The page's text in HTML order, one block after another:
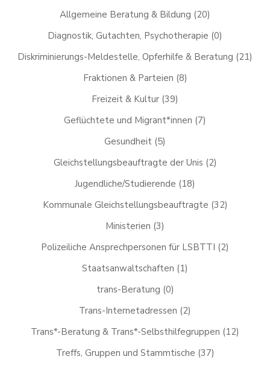
Allgemeine Beratung & Bildung (20)
Diagnostik, Gutachten, Psychotherapie (0)
Diskriminierungs-Meldestelle, Opferhilfe & Beratung (21)
Fraktionen & Parteien (8)
Freizeit & Kultur (39)
Geflüchtete und Migrant*innen (7)
Gesundheit (5)
Gleichstellungsbeauftragte der Unis (2)
Jugendliche/Studierende (18)
Kommunale Gleichstellungsbeauftragte (32)
Ministerien (3)
Polizeiliche Ansprechpersonen für LSBTTI (2)
Staatsanwaltschaften (1)
trans-Beratung (0)
Trans-Internetadressen (2)
Trans*-Beratung & Trans*-Selbsthilfegruppen (12)
Treffs, Gruppen und Stammtische (37)